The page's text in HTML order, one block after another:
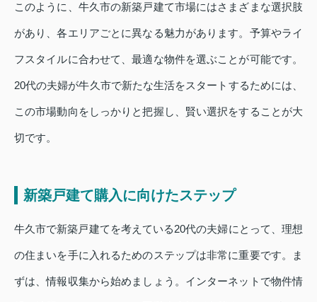
このように、牛久市の新築戸建て市場にはさまざまな選択肢
があり、各エリアごとに異なる魅力があります。予算やライ
フスタイルに合わせて、最適な物件を選ぶことが可能です。
20代の夫婦が牛久市で新たな生活をスタートするためには、
この市場動向をしっかりと把握し、賢い選択をすることが大
切です。
新築戸建て購入に向けたステップ
牛久市で新築戸建てを考えている20代の夫婦にとって、理想
の住まいを手に入れるためのステップは非常に重要です。ま
ずは、情報収集から始めましょう。インターネットで物件情